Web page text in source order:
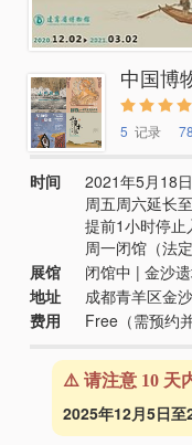
中国博
5 记录 78
时间
2021年5月18
周五周六延长
提前1小时停止
周一闭馆（法
展馆
闭馆中 | 金沙
地址
成都青羊区金
费用
Free（需预约
⚠️ 请注意 10 天
2025年12月5日